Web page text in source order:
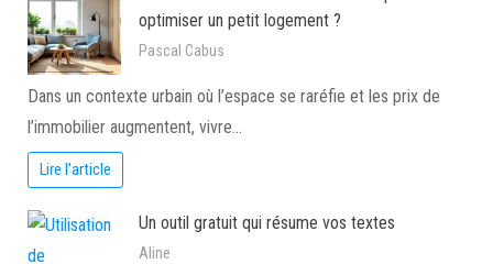
optimiser un petit logement ?
Pascal Cabus
Dans un contexte urbain où l’espace se raréfie et les prix de
l’immobilier augmentent, vivre…
Lire l'article
Un outil gratuit qui résume vos textes
Aline